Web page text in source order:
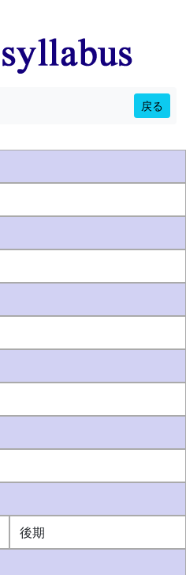
戻る
後期